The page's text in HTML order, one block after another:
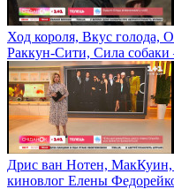
Ход короля, Вкус голода,
Раккун-Сити, Сила
Дрис ван Нотен, МакКуин,
киновлог Елены